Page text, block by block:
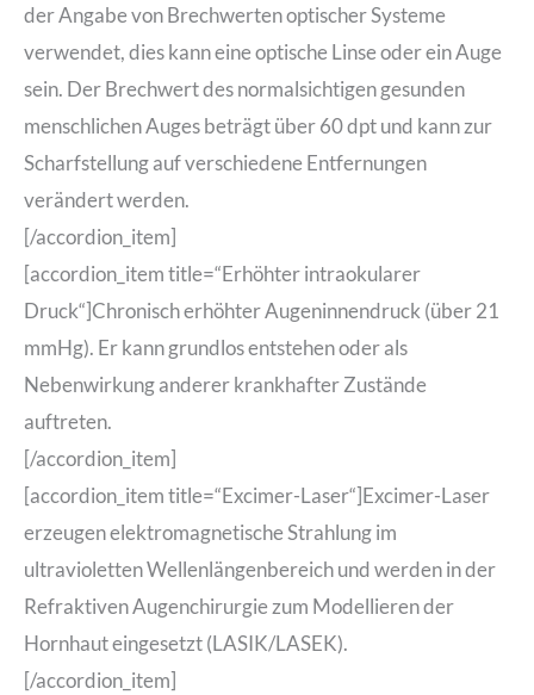
der Angabe von Brechwerten optischer Systeme
verwendet, dies kann eine optische Linse oder ein Auge
sein. Der Brechwert des normalsichtigen gesunden
menschlichen Auges beträgt über 60 dpt und kann zur
Scharfstellung auf verschiedene Entfernungen
verändert werden.
[/accordion_item]
[accordion_item title=“Erhöhter intraokularer
Druck“]Chronisch erhöhter Augeninnendruck (über 21
mmHg). Er kann grundlos entstehen oder als
Nebenwirkung anderer krankhafter Zustände
auftreten.
[/accordion_item]
[accordion_item title=“Excimer-Laser“]Excimer-Laser
erzeugen elektromagnetische Strahlung im
ultravioletten Wellenlängenbereich und werden in der
Refraktiven Augenchirurgie zum Modellieren der
Hornhaut eingesetzt (LASIK/LASEK).
[/accordion_item]